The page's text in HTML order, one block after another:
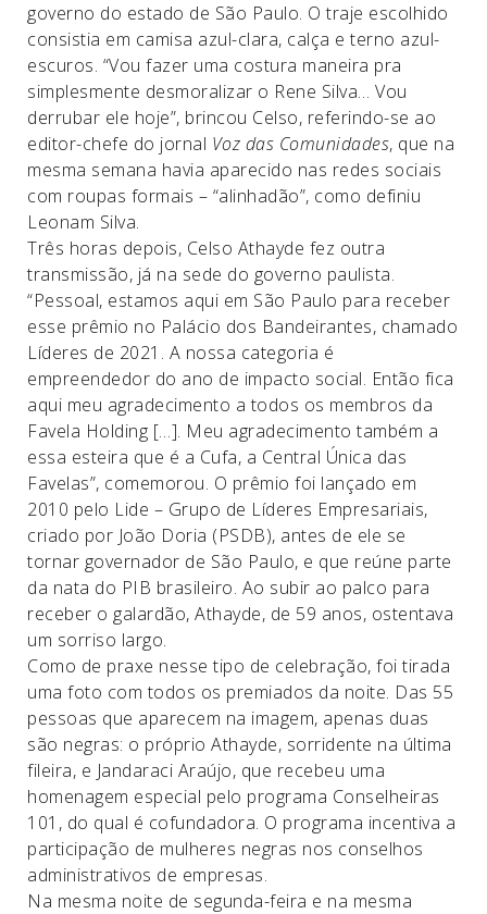
governo do estado de São Paulo. O traje escolhido
consistia em camisa azul-clara, calça e terno azul-
escuros. “Vou fazer uma costura maneira pra
simplesmente desmoralizar o Rene Silva… Vou
derrubar ele hoje”, brincou Celso, referindo-se ao
editor-chefe do jornal Voz das Comunidades, que na
mesma semana havia aparecido nas redes sociais
com roupas formais – “alinhadão”, como definiu
Leonam Silva.
Três horas depois, Celso Athayde fez outra
transmissão, já na sede do governo paulista.
“Pessoal, estamos aqui em São Paulo para receber
esse prêmio no Palácio dos Bandeirantes, chamado
Líderes de 2021. A nossa categoria é
empreendedor do ano de impacto social. Então fica
aqui meu agradecimento a todos os membros da
Favela Holding […]. Meu agradecimento também a
essa esteira que é a Cufa, a Central Única das
Favelas”, comemorou. O prêmio foi lançado em
2010 pelo Lide – Grupo de Líderes Empresariais,
criado por João Doria (PSDB), antes de ele se
tornar governador de São Paulo, e que reúne parte
da nata do PIB brasileiro. Ao subir ao palco para
receber o galardão, Athayde, de 59 anos, ostentava
um sorriso largo.
Como de praxe nesse tipo de celebração, foi tirada
uma foto com todos os premiados da noite. Das 55
pessoas que aparecem na imagem, apenas duas
são negras: o próprio Athayde, sorridente na última
fileira, e Jandaraci Araújo, que recebeu uma
homenagem especial pelo programa Conselheiras
101, do qual é cofundadora. O programa incentiva a
participação de mulheres negras nos conselhos
administrativos de empresas.
Na mesma noite de segunda-feira e na mesma